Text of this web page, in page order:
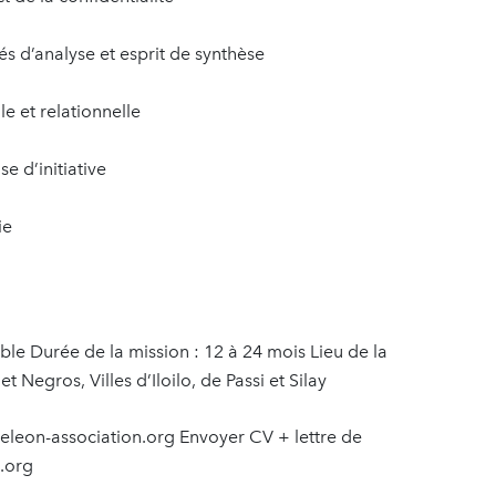
d’analyse et esprit de synthèse
et relationnelle
d’initiative
Durée de la mission : 12 à 24 mois Lieu de la
Negros, Villes d’Iloilo, de Passi et Silay
association.org Envoyer CV + lettre de